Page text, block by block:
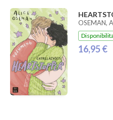
OSEMAN,
16,95 €